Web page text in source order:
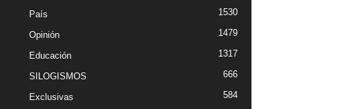
País 1530
Opinión 1479
Educación 1317
SILOGISMOS 666
Exclusivas 584